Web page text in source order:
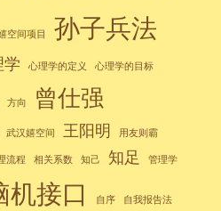
空间项目 孙子兵法
学 心理学的定义 心理学的目标
方向 曾仕强
武汉嬉空间 王阳明 用友则霸
流程 相关系数 知己 知足 管理学
机接口 自序 自我报告法